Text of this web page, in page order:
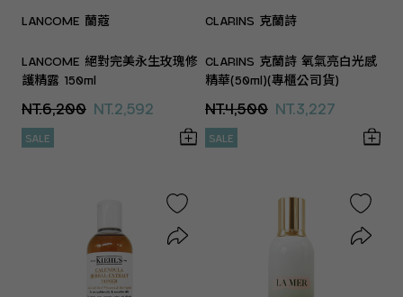
LANCOME 蘭蔻
LANCOME 絕對完美永生玫瑰修
護精露 150ml
NT.6,200 NT.2,592
SALE
CLARINS 克蘭詩
CLARINS 克蘭詩 氧氣亮白光感
精華(50ml)(專櫃公司貨)
NT.4,500 NT.3,227
SALE